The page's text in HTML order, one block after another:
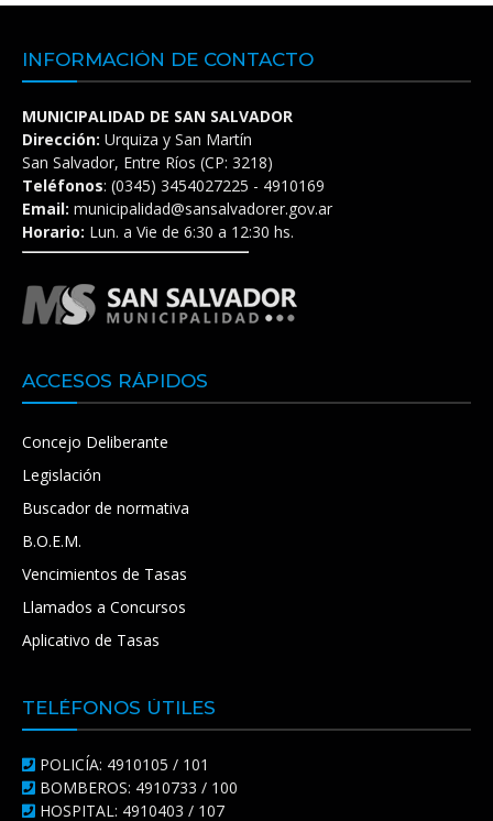
INFORMACIÓN DE CONTACTO
MUNICIPALIDAD DE SAN SALVADOR
Dirección: Urquiza y San Martín
San Salvador, Entre Ríos (CP: 3218)
Teléfonos: (0345) 3454027225 - 4910169
Email: municipalidad@sansalvadorer.gov.ar
Horario: Lun. a Vie de 6:30 a 12:30 hs.
ACCESOS RÁPIDOS
Concejo Deliberante
Legislación
Buscador de normativa
B.O.E.M.
Vencimientos de Tasas
Llamados a Concursos
Aplicativo de Tasas
TELÉFONOS ÚTILES
POLICÍA: 4910105 / 101
BOMBEROS: 4910733 / 100
HOSPITAL: 4910403 / 107